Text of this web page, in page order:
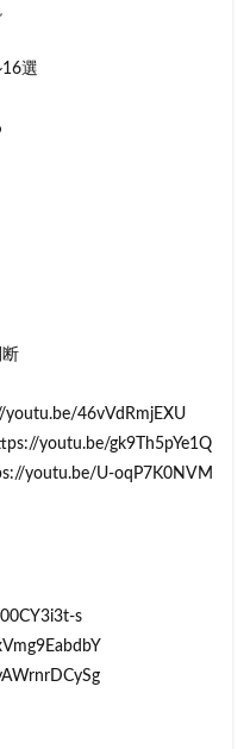
16選
断
46vVdRmjEXU
youtu.be/gk9Th5pYe1Q
youtu.be/U-oqP7K0NVM
s